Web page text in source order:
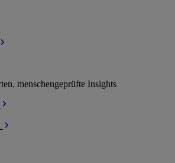
menschengeprüfte Insights